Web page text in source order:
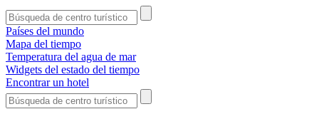
Países del mundo
Mapa del tiempo
Temperatura del agua de mar
Widgets del estado del tiempo
Encontrar un hotel